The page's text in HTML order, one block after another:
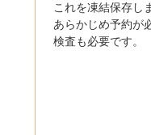
これを凍結保存し
あらかじめ予約が
検査も必要です。